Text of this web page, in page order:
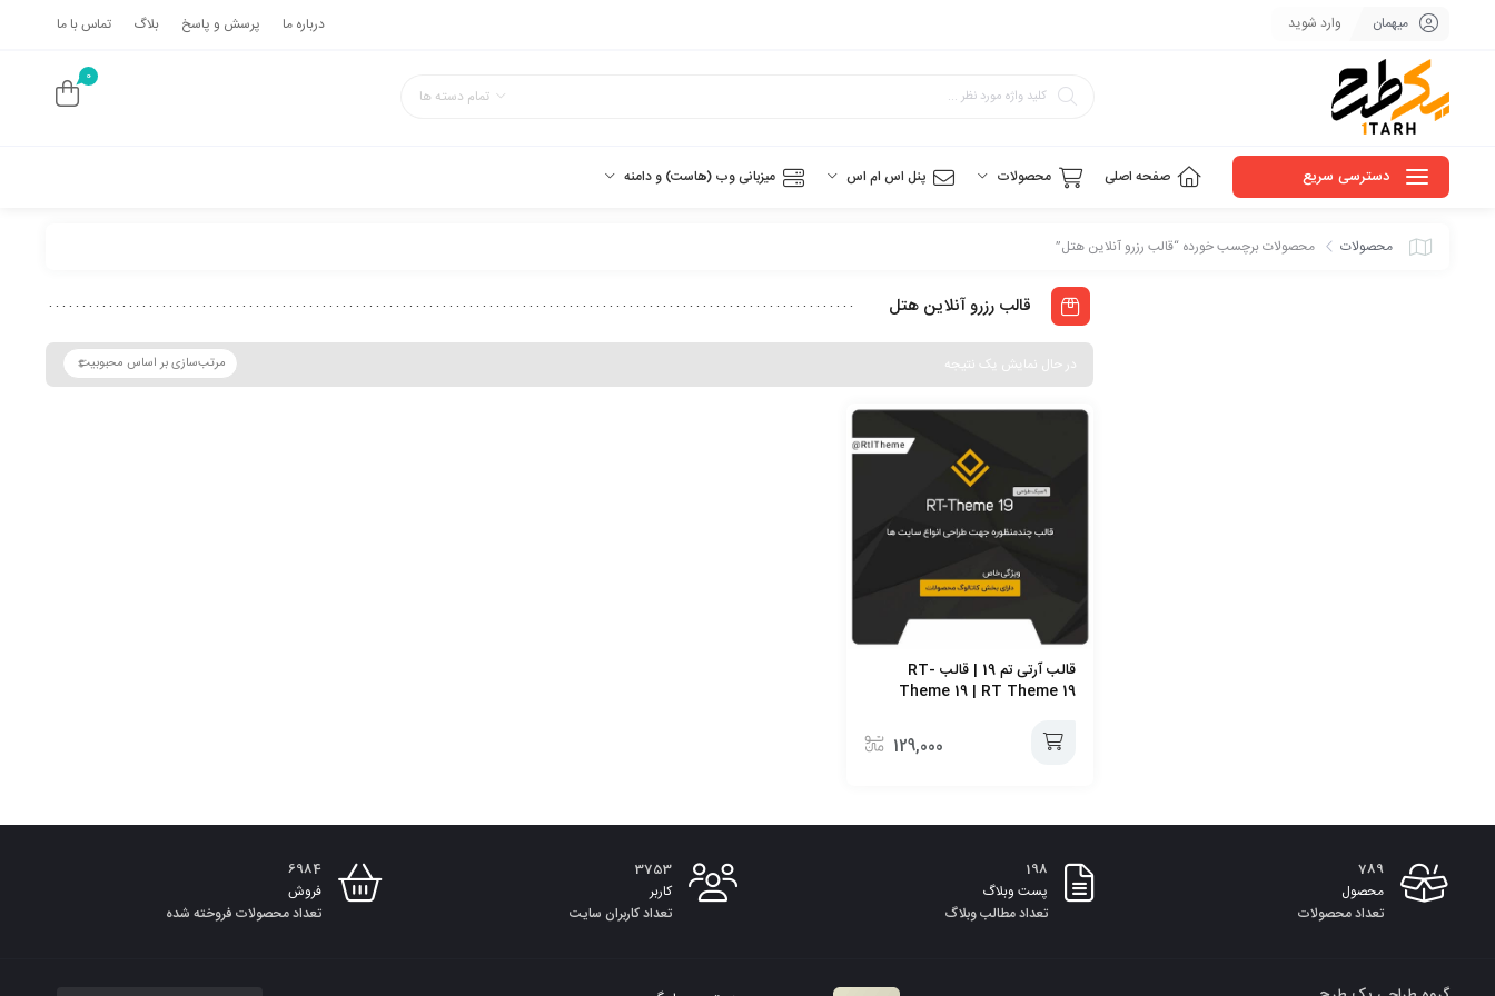
میهمان وارد شوید درباره ما پرسش و پاسخ بلاگ تماس با ما
تمام دسته ها
0
دسترسی سریع صفحه اصلی محصولات پنل اس ام اس میزبانی وب (هاست) و دامنه
محصولات محصولات برچسب خورده “قالب رزرو آنلاین هتل”
قالب رزرو آنلاین هتل
در حال نمایش یک نتیجه
قالب آرتی تم 19 | قالب RT-
Theme 19 | RT Theme 19
129,000
سبد
789
محصول
تعداد محصولات
198
پست وبلاگ
تعداد مطالب وبلاگ
3753
کاربر
تعداد کاربران سایت
6984
فروش
تعداد محصولات فروخته شده